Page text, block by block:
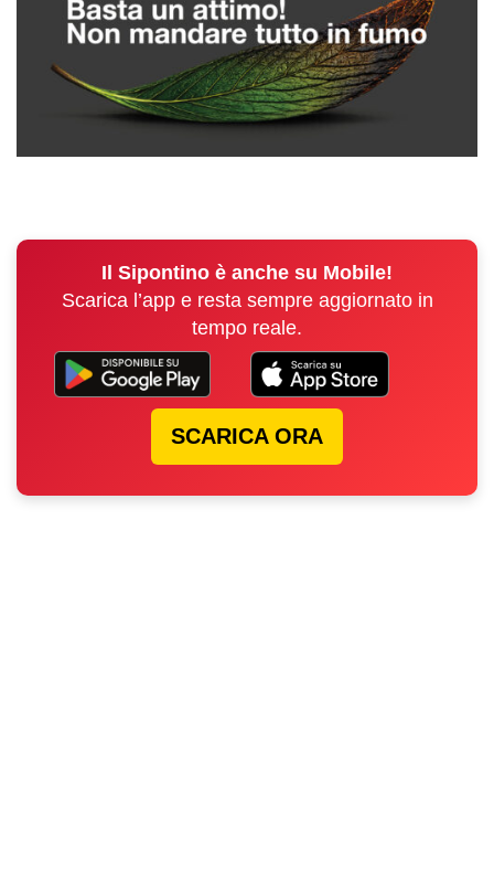
Il Sipontino è anche su Mobile!
Scarica l’app e resta sempre aggiornato in
tempo reale.
SCARICA ORA